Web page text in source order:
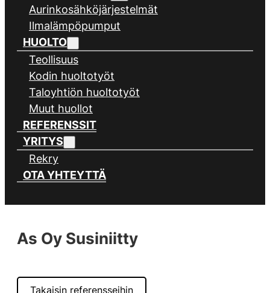
Aurinkosähköjärjestelmät
Ilmalämpöpumput
HUOLTO
Teollisuus
Kodin huoltotyöt
Taloyhtiön huoltotyöt
Muut huollot
REFERENSSIT
YRITYS
Rekry
OTA YHTEYTTÄ
As Oy Susiniitty
Takaisin referensseihin